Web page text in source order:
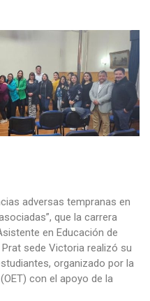
adversas tempranas en
que la carrera
en Educación de
sede Victoria realizó su
organizado por la
con el apoyo de la